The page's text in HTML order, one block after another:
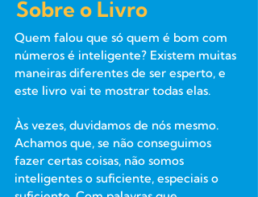
Sobre o Livro
Quem falou que só quem é bom com
números é inteligente? Existem muitas
maneiras diferentes de ser esperto, e
este livro vai te mostrar todas elas.
Às vezes, duvidamos de nós mesmo.
Achamos que, se não conseguimos
fazer certas coisas, não somos
inteligentes o suficiente, especiais o